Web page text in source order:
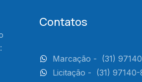
Contatos
Marcação - (31)
Licitação - (31) 97140-